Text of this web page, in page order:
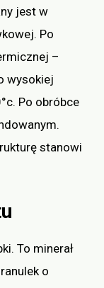
jest w
Po
–
wysokiej
Po obróbce
stanowi
To minerał
o